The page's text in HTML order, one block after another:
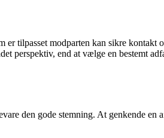
tilpasset modparten kan sikre kontakt
perspektiv, end at vælge en bestemt
den gode stemning. At genkende en